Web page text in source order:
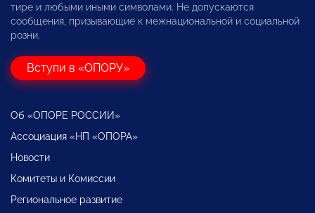
тире и любыми иными символами. Не допускаются
сообщения, призывающие к межнациональной и социальной
розни.
Вступи в «ОПОРУ»
Об «ОПОРЕ РОССИИ»
Ассоциация «НП «ОПОРА»
Новости
Комитеты и Комиссии
Региональное развитие